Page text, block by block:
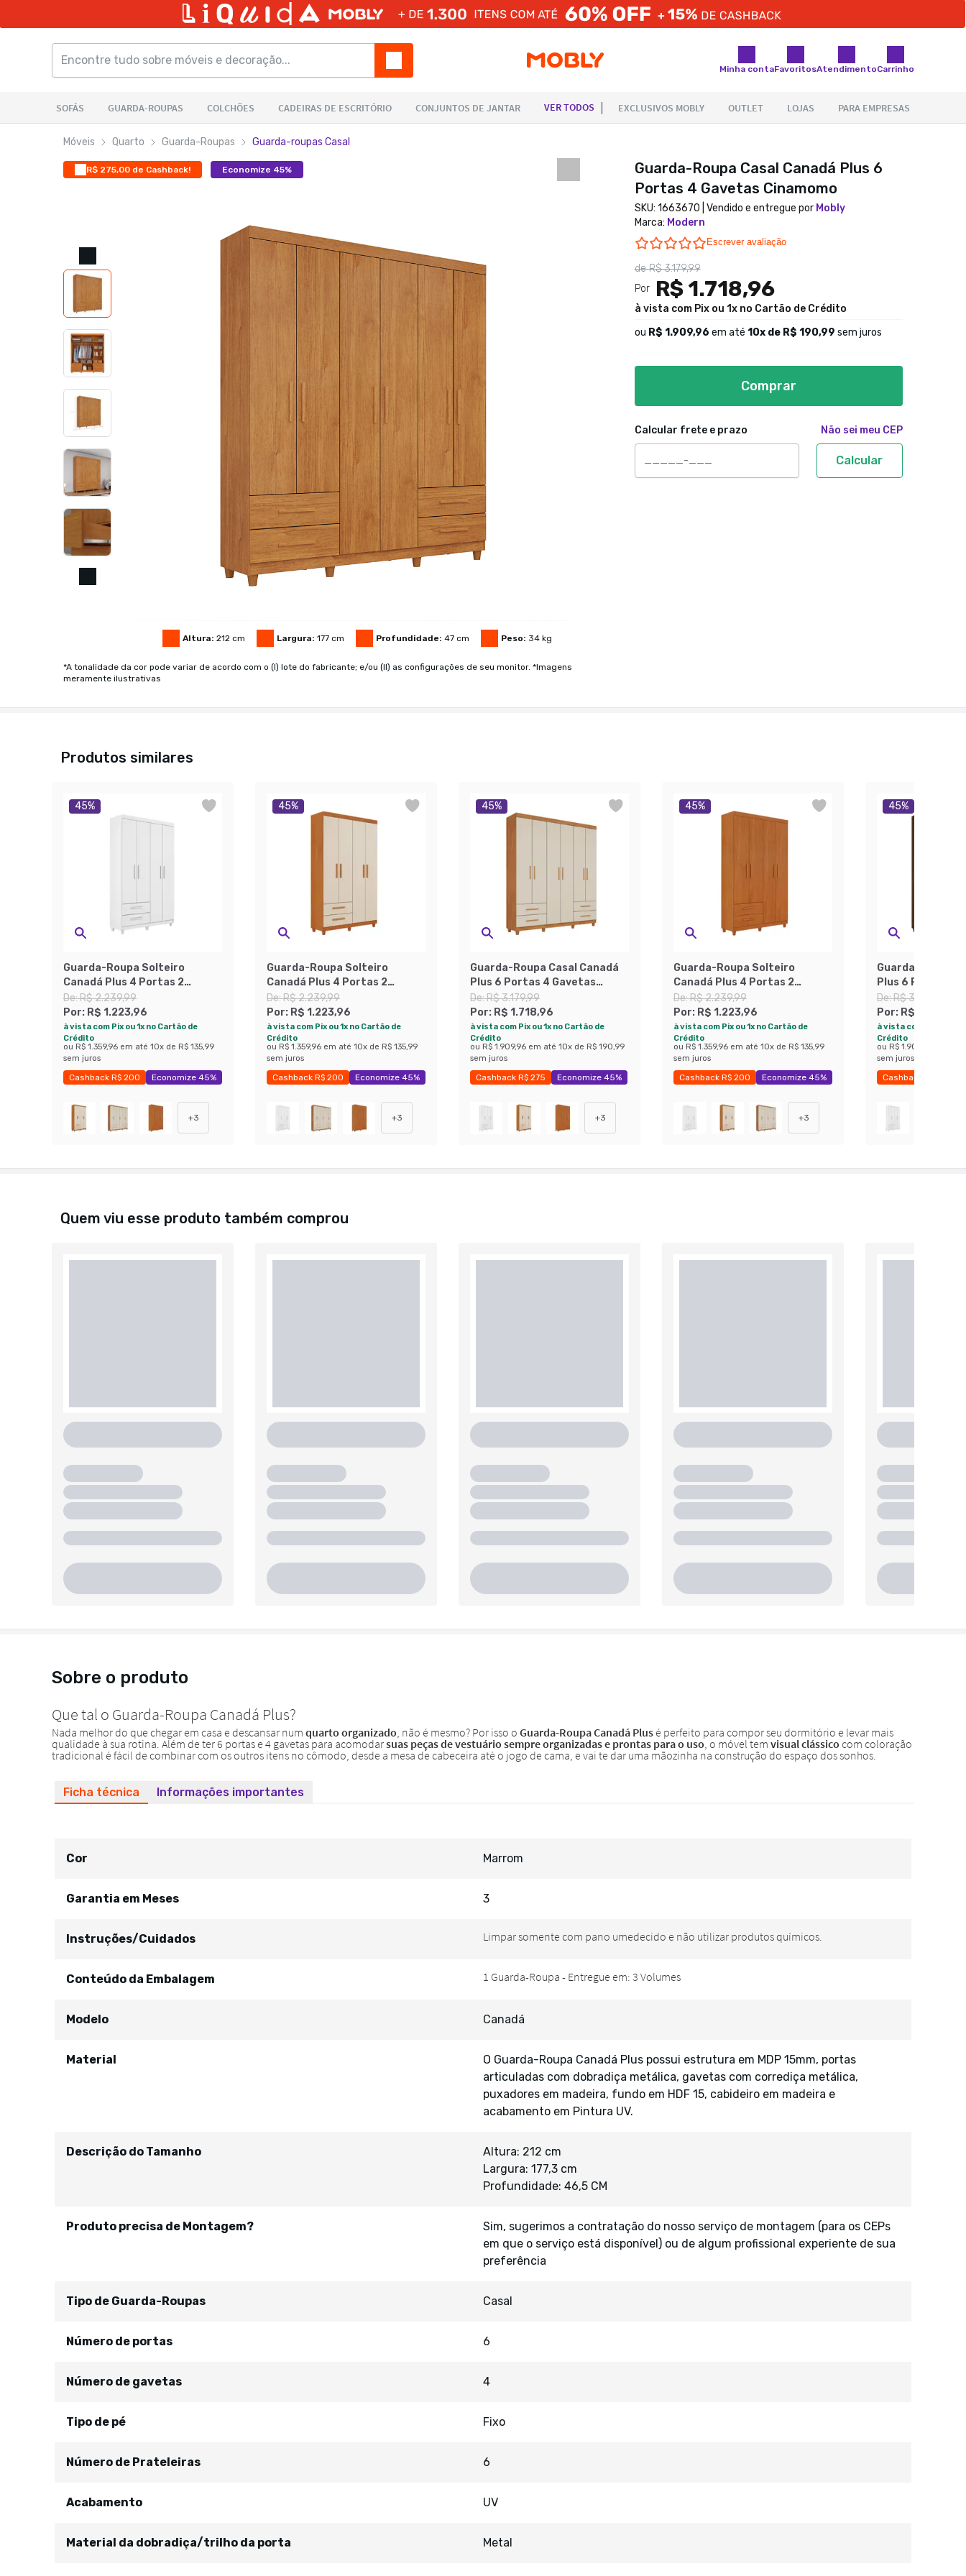
Minha contaFavoritosAtendimentoCarrinho
Móveis Quarto Guarda-Roupas Guarda-roupas Casal
R$ 275,00 de Cashback! Economize 45%
Altura: 212cm Largura: 177cm Profundidade: 47cm Peso: 34 kg
*A tonalidade da cor pode variar de acordo com o (I) lote do fabricante; e/ou (II) as configurações de seu monitor. *Imagens
meramente ilustrativas
Guarda-Roupa Casal Canadá Plus 6
Portas 4 Gavetas Cinamomo
SKU: 1663670 | Vendido e entregue por Mobly
Marca: Modern
0.0 star rating
Escrever avaliação
deR$ 3.179,99
Por
R$ 1.718,96
à vista com Pix ou 1x no Cartão de Crédito
ou R$ 1.909,96 em até 10x de R$ 190,99 sem juros
Comprar
Calcular frete e prazo Não sei meu CEP
Calcular
Produtos similares
45%
Guarda-Roupa Solteiro
Canadá Plus 4 Portas 2
Gavetas Branco
De:R$ 2.239,99
Por: R$ 1.223,96
à vista com Pix ou 1x no Cartão de
Crédito
ou R$ 1.359,96 em até 10x de R$ 135,99
sem juros
Cashback R$ 200 Economize 45%
+3
45%
Guarda-Roupa Solteiro
Canadá Plus 4 Portas 2
Gavetas Cinamomo e Off
White
De:R$ 2.239,99
Por: R$ 1.223,96
à vista com Pix ou 1x no Cartão de
Crédito
ou R$ 1.359,96 em até 10x de R$ 135,99
sem juros
Cashback R$ 200 Economize 45%
+3
45%
Guarda-Roupa Casal Canadá
Plus 6 Portas 4 Gavetas
Cinamomo e Off White
De:R$ 3.179,99
Por: R$ 1.718,96
à vista com Pix ou 1x no Cartão de
Crédito
ou R$ 1.909,96 em até 10x de R$ 190,99
sem juros
Cashback R$ 275 Economize 45%
+3
45%
Guarda-Roupa Solteiro
Canadá Plus 4 Portas 2
Gavetas Cinamomo
De:R$ 2.239,99
Por: R$ 1.223,96
à vista com Pix ou 1x no Cartão de
Crédito
ou R$ 1.359,96 em até 10x de R$ 135,99
sem juros
Cashback R$ 200 Economize 45%
+3
45%
Guarda-Roupa
Plus 6 Portas 4
Cacau
De:R$ 3.179,99
Por: R$ 1.718,96
à vista com Pix ou 1x
Crédito
ou R$ 1.909,96
sem juros
Cashback R$ 275
Quem viu esse produto também comprou
Sobre o produto
Ficha técnica Informações importantes
Cor Marrom
Garantia em Meses 3
Instruções/Cuidados
Conteúdo da Embalagem
Modelo Canadá
Material
O Guarda-Roupa Canadá Plus possui estrutura em MDP 15mm, portas
articuladas com dobradiça metálica, gavetas com corrediça metálica,
puxadores em madeira, fundo em HDF 15, cabideiro em madeira e
acabamento em Pintura UV.
Descrição do Tamanho
Altura: 212 cm
Largura: 177,3 cm
Profundidade: 46,5 CM
Produto precisa de Montagem?
Sim, sugerimos a contratação do nosso serviço de montagem (para os CEPs
em que o serviço está disponível) ou de algum profissional experiente de sua
preferência
Tipo de Guarda-Roupas Casal
Número de portas 6
Número de gavetas 4
Tipo de pé Fixo
Número de Prateleiras 6
Acabamento UV
Material da dobradiça/trilho da porta Metal